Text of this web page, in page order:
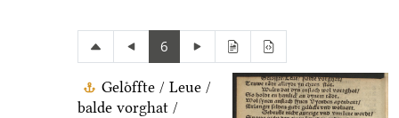
6
Geloͤffte / Leue /
balde vorghat /